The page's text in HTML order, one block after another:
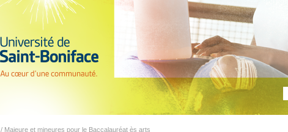
/ Majeure et mineures pour le Baccalauréat ès arts